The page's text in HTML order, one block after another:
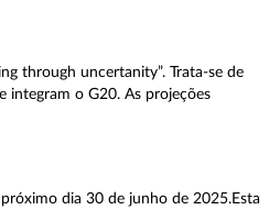
through uncertanity”. Trata-se de
integram o G20. As projeções
dia 30 de junho de 2025.Esta